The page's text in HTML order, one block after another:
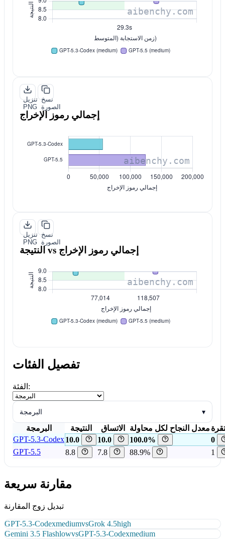
تنزيل
PNG
نسخ
الصورة
إجمالي رموز الإخراج
تنزيل
PNG
نسخ
الصورة
النتيجة vs إجمالي رموز الإخراج
تفصيل الفئات
الفئة:
البرمجة ▾
البرمجة النتيجة الاتساق معدل النجاح لكل محاولة
GPT-5.3-Codex10.0 10.0 100.0%
0
GPT-5.5
8.8 7.8 88.9% 1
مقارنة سريعة
تبديل زوج المقارنة
GPT-5.3-CodexmediumvsGrok 4.5high
Gemini 3.5 FlashlowvsGPT-5.3-Codexmedium